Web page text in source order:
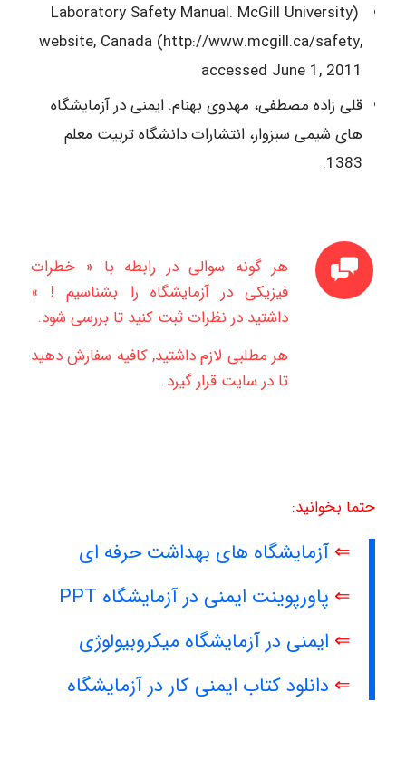
(Laboratory Safety Manual. McGill University
website, Canada (http://www.mcgill.ca/safety,
accessed June 1, 2011
قلی زاده مصطفی، مهدوی بهنام. ایمنی در آزمایشگاه
های شیمی سبزوار، انتشارات دانشگاه تربیت معلم
1383.
هر گونه سوالی در رابطه با « خطرات
فیزیکی در آزمایشگاه را بشناسیم ! »
داشتید در نظرات ثبت کنید تا بررسی شود.
هر مطلبی لازم داشتید, کافیه سفارش دهید
تا در سایت قرار گیرد.
حتما بخوانید:
⇐ آزمایشگاه های بهداشت حرفه ای
⇐ پاورپوینت ایمنی در آزمایشگاه PPT
⇐ ایمنی در آزمایشگاه میکروبیولوژی
⇐ دانلود کتاب ایمنی کار در آزمایشگاه